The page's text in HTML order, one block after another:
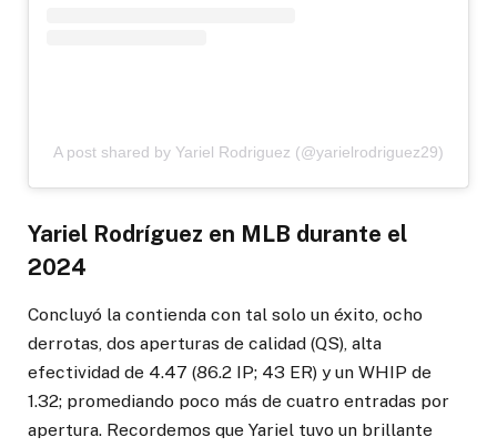
A post shared by Yariel Rodriguez (@yarielrodriguez29)
Yariel Rodríguez en MLB durante el
2024
Concluyó la contienda con tal solo un éxito, ocho
derrotas, dos aperturas de calidad (QS), alta
efectividad de 4.47 (86.2 IP; 43 ER) y un WHIP de
1.32; promediando poco más de cuatro entradas por
apertura. Recordemos que Yariel tuvo un brillante